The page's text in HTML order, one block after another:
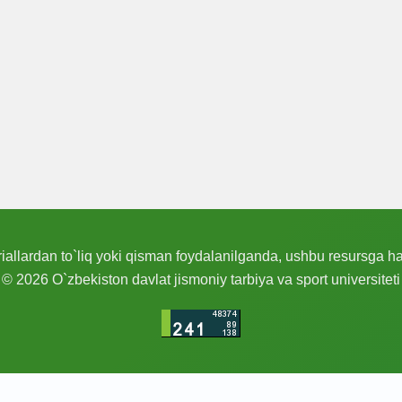
to`liq yoki qisman foydalanilganda, ushbu resursga
© 2026 O`zbekiston davlat jismoniy tarbiya va sport universiteti